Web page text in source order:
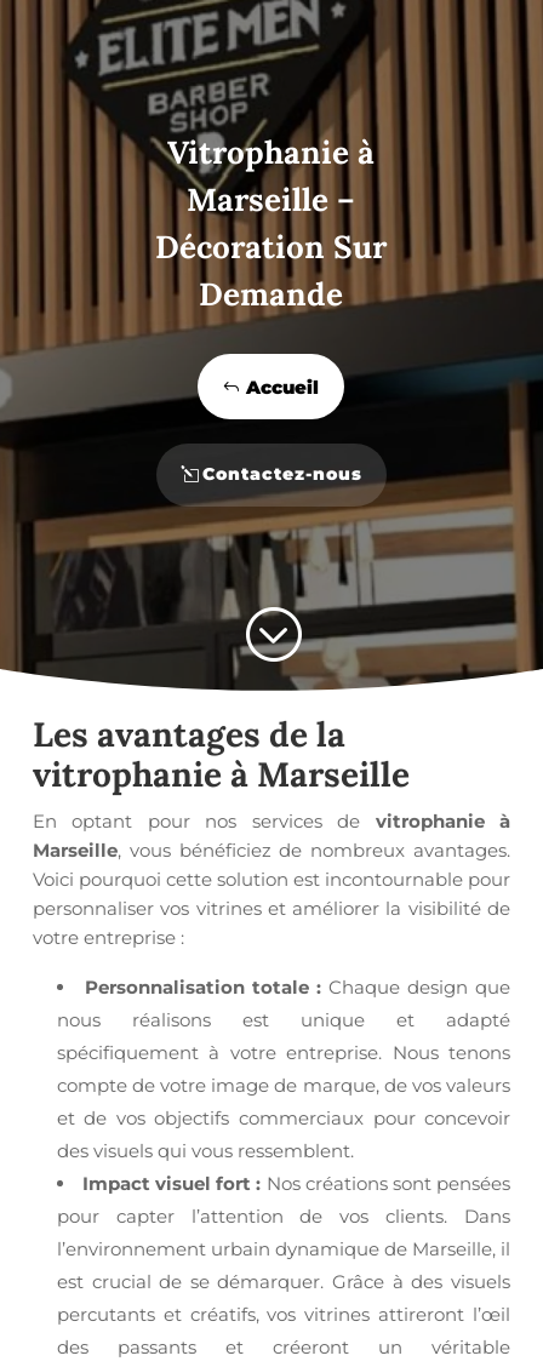
Vitrophanie à
Marseille –
Décoration Sur
Demande
Accueil
Contactez-nous
;
Les avantages de la
vitrophanie à Marseille
En optant pour nos services de vitrophanie à
Marseille, vous bénéficiez de nombreux avantages.
Voici pourquoi cette solution est incontournable pour
personnaliser vos vitrines et améliorer la visibilité de
votre entreprise :
Personnalisation totale : Chaque design que
nous réalisons est unique et adapté
spécifiquement à votre entreprise. Nous tenons
compte de votre image de marque, de vos valeurs
et de vos objectifs commerciaux pour concevoir
des visuels qui vous ressemblent.
Impact visuel fort : Nos créations sont pensées
pour capter l’attention de vos clients. Dans
l’environnement urbain dynamique de Marseille, il
est crucial de se démarquer. Grâce à des visuels
percutants et créatifs, vos vitrines attireront l’œil
des passants et créeront un véritable